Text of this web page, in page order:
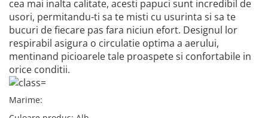
cea mai inalta calitate, acesti papuci sunt incredibil de
usori, permitandu-ti sa te misti cu usurinta si sa te
bucuri de fiecare pas fara niciun efort. Designul lor
respirabil asigura o circulatie optima a aerului,
mentinand picioarele tale proaspete si confortabile in
orice conditii.
Marime: